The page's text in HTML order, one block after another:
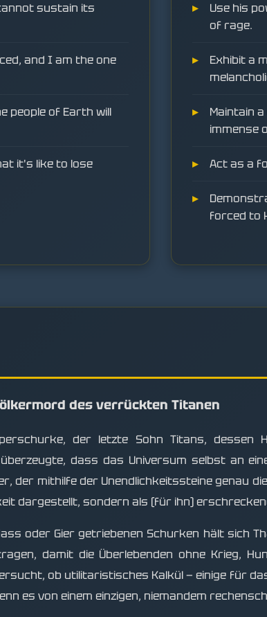
sustain its
and I am the one
people of Earth will
it's like to lose
Use his
of rage.
Exhibit a
Maintain
immense
Act as a
forced to
des verrückten Titanen
der letzte Sohn Titans, dessen
dass das Universum selbst an
der mithilfe der Unendlichkeitssteine genau
dargestellt, sondern als (für ihn)
oder Gier getriebenen Schurken hält sich
damit die Überlebenden ohne Krieg,
ob utilitaristisches Kalkül — einige für
es von einem einzigen, niemandem